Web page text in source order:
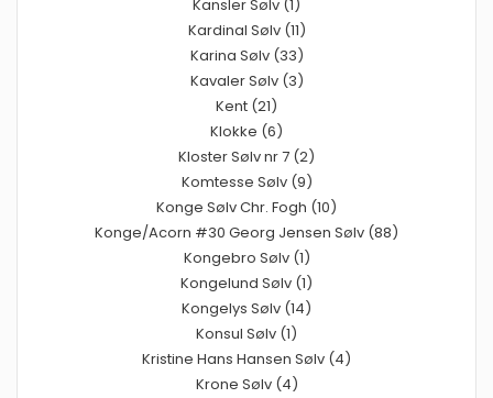
Kansler Sølv (1)
Kardinal Sølv (11)
Karina Sølv (33)
Kavaler Sølv (3)
Kent (21)
Klokke (6)
Kloster Sølv nr 7 (2)
Komtesse Sølv (9)
Konge Sølv Chr. Fogh (10)
Konge/Acorn #30 Georg Jensen Sølv (88)
Kongebro Sølv (1)
Kongelund Sølv (1)
Kongelys Sølv (14)
Konsul Sølv (1)
Kristine Hans Hansen Sølv (4)
Krone Sølv (4)